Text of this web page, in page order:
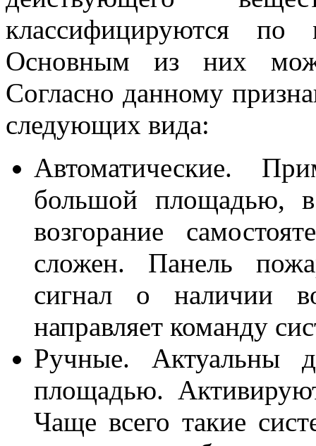
классифицируются по
Основным из них
Согласно данному
следующих вида:
Автоматические.
большой площадью,
возгорание
сложен. Панель
сигнал о наличии
направляет команду
Ручные. Актуальны
площадью.
Чаще всего такие